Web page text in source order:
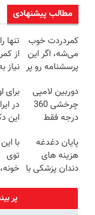
مطالب پیشنهادی
کمردردت خوب
می‌شه، اگر این
پرسشنامه رو پر
تنها
از
نیاز
دوربین لامپی
چرخشی 360
درجه فقط
🔥 پرداخت
درب منزل
برای
این
پایان دغدغه
هزینه های
دندان پزشکی با
با
توی
(40%off)
پر